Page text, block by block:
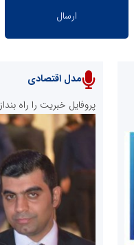
مدل اقتصادی
پروفایل خبریت را راه بنداز